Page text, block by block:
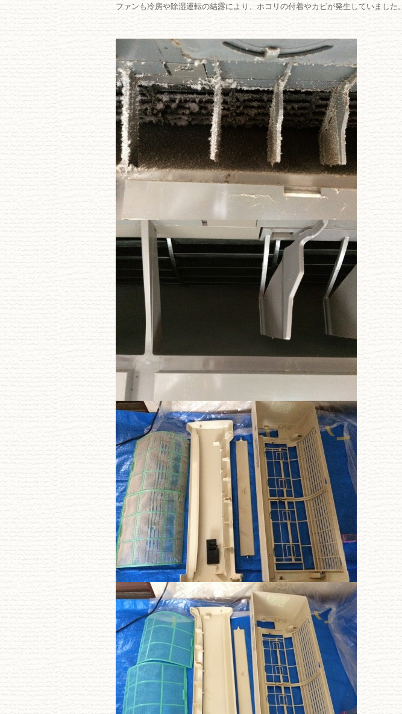
ファンも冷房や除湿運転の結露により、ホコリの付着やカビが発生していました。